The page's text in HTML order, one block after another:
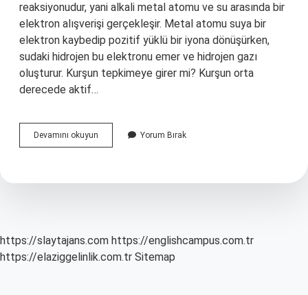
reaksiyonudur, yani alkali metal atomu ve su arasında bir
elektron alışverişi gerçekleşir. Metal atomu suya bir
elektron kaybedip pozitif yüklü bir iyona dönüşürken,
sudaki hidrojen bu elektronu emer ve hidrojen gazı
oluşturur. Kurşun tepkimeye girer mi? Kurşun orta
derecede aktif…
Devamını okuyun
Su
Girer
Yorum Bırak
https://slaytajans.com https://englishcampus.com.tr
https://elaziggelinlik.com.tr Sitemap